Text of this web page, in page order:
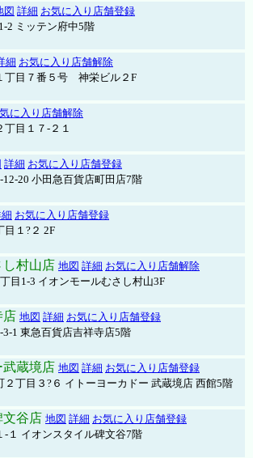
図 詳細 お気に入り店舗登録
2 ミッテン府中5階
細 お気に入り店舗解除
丁目７番５号 神栄ビル２F
に入り店舗解除
目１７-２１
詳細 お気に入り店舗登録
20 小田急百貨店町田店7階
お気に入り店舗登録
目１?２ 2F
し村山店 地図 詳細 お気に入り店舗解除
目1-3 イオンモールむさし村山3F
店 地図 詳細 お気に入り店舗登録
1 東急百貨店吉祥寺店5階
武蔵境店 地図 詳細 お気に入り店舗登録
丁目３?６ イトーヨーカドー 武蔵境店 西館5階
文谷店 地図 詳細 お気に入り店舗登録
-１ イオンスタイル碑文谷7階